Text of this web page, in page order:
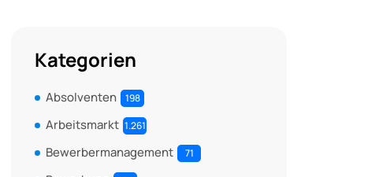
Kategorien
Absolventen 198
Arbeitsmarkt 1.261
Bewerbermanagement 71